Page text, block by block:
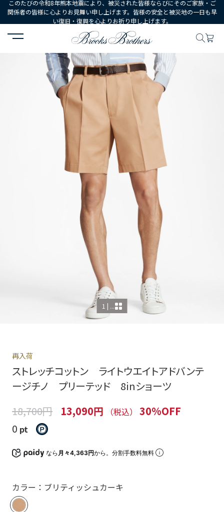
このたびの令和8年熊本地震により、被災された皆様ならびにそのご家族・ご
関係者の皆様に心よりお見舞い申し上げます。皆様の安全と被災地の一日も早
い復旧・復興を心よりお祈り申し上げます。
HOME ウェア ボトムス カジュアルパンツ ストレッ
1 | ...
再入荷
ストレッチコットン ライトウエイトアドバンテ
ージチノ プリーテッド 8inショーツ
18,700円
13,090円 （税込）
30%OFF
0 pt
なら 月々4,363円から。分割手数料無料
カラー：ブリティッシュカーキ